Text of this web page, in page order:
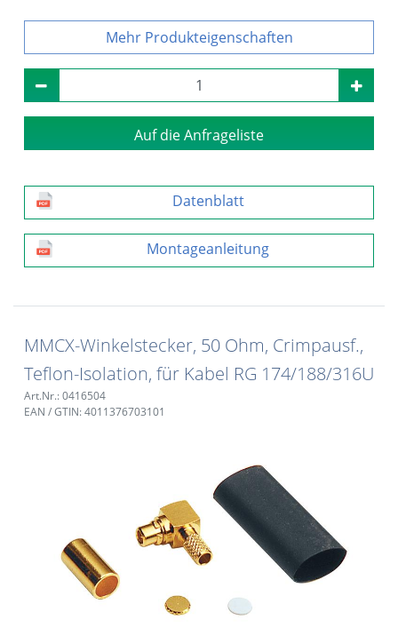
Produkteigenschaften
Auf die Anfrageliste
Datenblatt
Montageanleitung
MMCX-Winkelstecker, 50 Ohm, Crimpausf.,
Teflon-Isolation, für Kabel RG 174/188/316U
Art.Nr.: 0416504
EAN / GTIN: 4011376703101